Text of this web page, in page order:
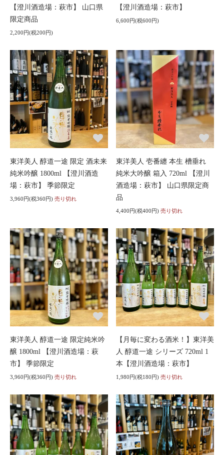
【澄川酒造場：萩市】 山口県
限定商品
2,200円(税200円)
【澄川酒造場：萩市】
6,600円(税600円)
東洋美人 醇道一途 限定 酒未来
純米吟醸 1800ml 【澄川酒造
場：萩市】 季節限定
3,960円(税360円) 売り切れ
東洋美人 壱番纏 本生 槽垂れ
純米大吟醸 箱入 720ml 【澄川
酒造場：萩市】 山口県限定商
品
4,400円(税400円) 売り切れ
東洋美人 醇道一途 限定純米吟
醸 1800ml 【澄川酒造場：萩
市】 季節限定
3,960円(税360円) 売り切れ
【月毎に変わる酒米！】東洋美
人 醇道一途 シリーズ 720ml 1
本【澄川酒造場：萩市】
1,980円(税180円) 売り切れ